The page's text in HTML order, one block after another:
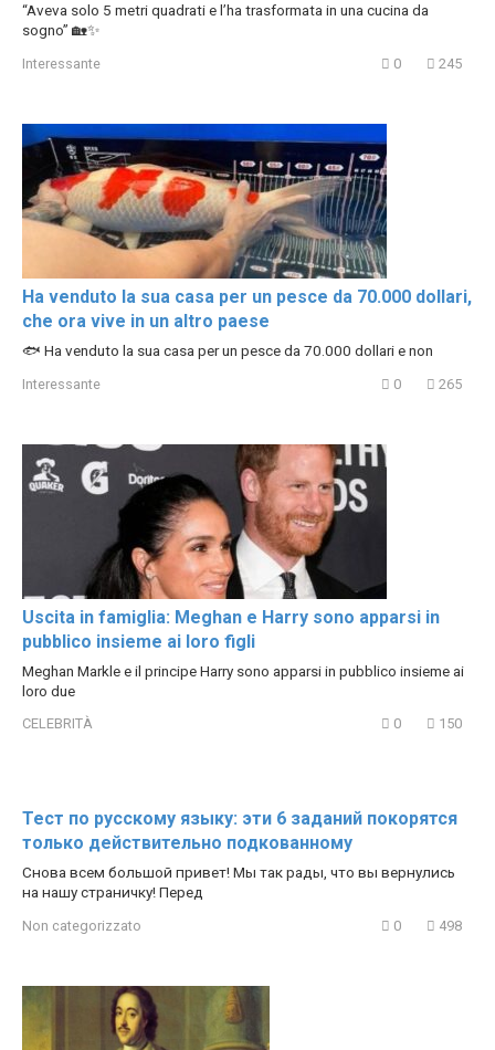
“Aveva solo 5 metri quadrati e l’ha trasformata in una cucina da
sogno” 🏡✨
Interessante 0 245
Ha venduto la sua casa per un pesce da 70.000 dollari,
che ora vive in un altro paese
🐟 Ha venduto la sua casa per un pesce da 70.000 dollari e non
Interessante 0 265
Uscita in famiglia: Meghan e Harry sono apparsi in
pubblico insieme ai loro figli
Meghan Markle e il principe Harry sono apparsi in pubblico insieme ai
loro due
CELEBRITÀ 0 150
Тест по русскому языку: эти 6 заданий покорятся
только действительно подкованному
Снова всем большой привет! Мы так рады, что вы вернулись
на нашу страничку! Перед
Non categorizzato 0 498